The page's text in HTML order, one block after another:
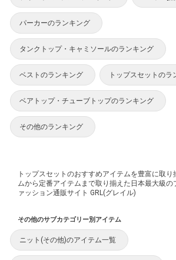
パーカーのランキング
タンクトップ・キャミソールのランキング
ベストのランキング トップスセットのラ
ベアトップ・チューブトップのランキング
その他のランキング
トップスセットのおすすめアイテムを豊富に取
ムから定番アイテムまで取り揃えた日本最大級の
ァッション通販サイト GRL(グレイル)
その他のサブカテゴリー別アイテム
ニット(その他)のアイテム一覧